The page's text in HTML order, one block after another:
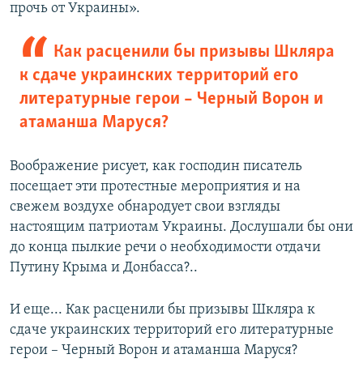
прочь от Украины».
Как расценили бы призывы Шкляра
к сдаче украинских территорий его
литературные герои – Черный Ворон и
атаманша Маруся?
Воображение рисует, как господин писатель
посещает эти протестные мероприятия и на
свежем воздухе обнародует свои взгляды
настоящим патриотам Украины. Дослушали бы они
до конца пылкие речи о необходимости отдачи
Путину Крыма и Донбасса?..
И еще... Как расценили бы призывы Шкляра к
сдаче украинских территорий его литературные
герои – Черный Ворон и атаманша Маруся?